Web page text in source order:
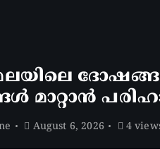
ദോഷങ്ങൾ
മാറ്റാൻ
August 6, 2026 4